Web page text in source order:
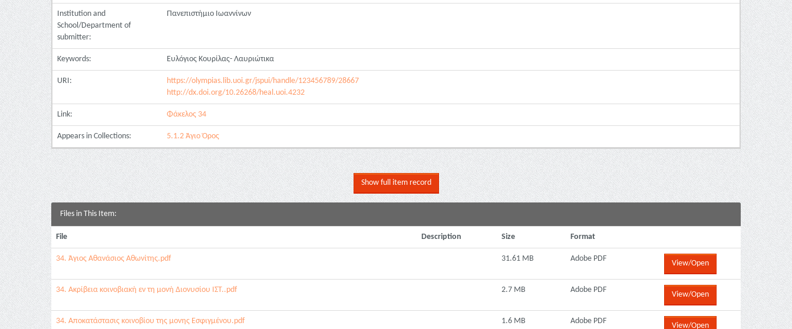
Institution and
School/Department of
submitter:
Πανεπιστήμιο Ιωαννίνων
Keywords: Ευλόγιος Κουρίλας- Λαυριώτικα
URI:
https://olympias.lib.uoi.gr/jspui/handle/123456789/28667
http://dx.doi.org/10.26268/heal.uoi.4232
Link: Φάκελος 34
Appears in Collections: 5.1.2 Άγιο Όρος
Show full item record
Files in This Item:
File Description Size Format
34. Άγιος Αθανάσιος Αθωνίτης.pdf 31.61 MB Adobe PDF
View/Open
34. Ακρίβεια κοινοβιακή εν τη μονή Διονυσίου ΙΣΤ..pdf 2.7 MB Adobe PDF
View/Open
34. Αποκατάστασις κοινοβίου της μονης Εσφιγμένου.pdf 1.6 MB Adobe PDF
View/Open